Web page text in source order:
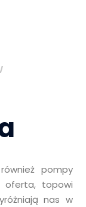
pompy
oferta, topowi
nas w